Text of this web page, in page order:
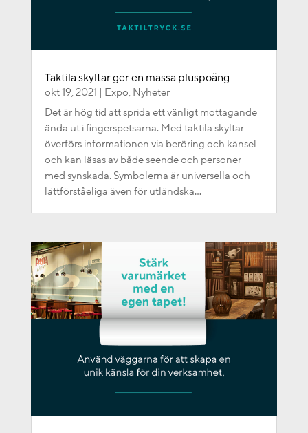
Taktila skyltar ger en massa pluspoäng
okt 19, 2021 | Expo, Nyheter
Det är hög tid att sprida ett vänligt mottagande
ända ut i fingerspetsarna. Med taktila skyltar
överförs informationen via beröring och känsel
och kan läsas av både seende och personer
med synskada. Symbolerna är universella och
lättförståeliga även för utländska...